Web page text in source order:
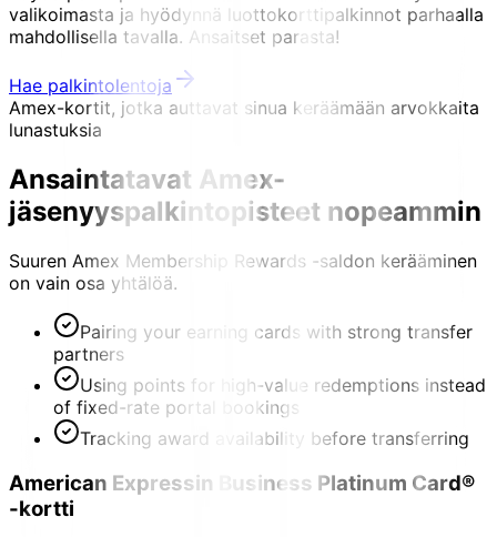
valikoimasta ja hyödynnä luottokorttipalkinnot parhaalla
mahdollisella tavalla. Ansaitset parasta!
Hae palkintolentoja
Amex-kortit, jotka auttavat sinua keräämään arvokkaita
lunastuksia
Ansaintatavat Amex-
jäsenyyspalkintopisteet nopeammin
Suuren Amex Membership Rewards -saldon kerääminen
on vain osa yhtälöä.
Pairing your earning cards with strong transfer
partners
Using points for high-value redemptions instead
of fixed-rate portal bookings
Tracking award availability before transferring
American Expressin Business Platinum Card®
-kortti